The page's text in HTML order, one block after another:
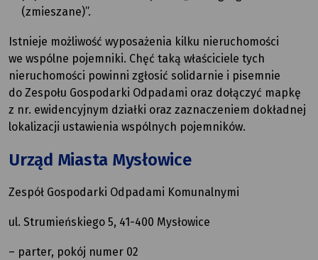
(zmieszane)”.
Istnieje możliwość wyposażenia kilku nieruchomości
we wspólne pojemniki. Chęć taką właściciele tych
nieruchomości powinni zgłosić solidarnie i pisemnie
do Zespołu Gospodarki Odpadami oraz dołączyć mapkę
z nr. ewidencyjnym działki oraz zaznaczeniem dokładnej
lokalizacji ustawienia wspólnych pojemników.
Urząd Miasta Mysłowice
Zespół Gospodarki Odpadami Komunalnymi
ul. Strumieńskiego 5, 41-400 Mysłowice
– parter, pokój numer 02